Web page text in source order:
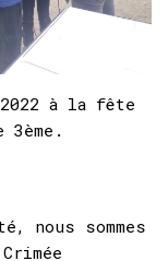
2022 à la fête
nous sommes